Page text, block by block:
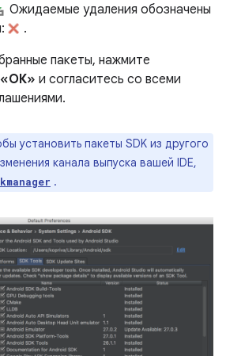
Ожидаемые удаления обозначены
.
пакеты, нажмите
«ОК» и согласитесь со всеми
установить пакеты SDK из другого
канала выпуска вашей IDE,
.